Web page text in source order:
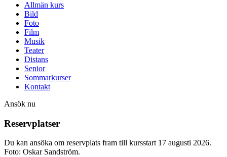
Allmän kurs
Bild
Foto
Film
Musik
Teater
Distans
Senior
Sommarkurser
Kontakt
Ansök nu
Reservplatser
Du kan ansöka om reservplats fram till kursstart 17 augusti 2026.
Foto: Oskar Sandström.